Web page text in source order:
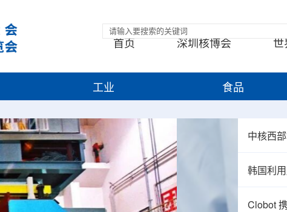
首页 深圳核博会 世
工业 食品
中核西
韩国利